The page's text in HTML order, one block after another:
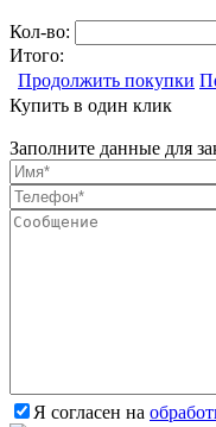
Кол-во:
Итого:
Продолжить покупки
Купить в один клик
Заполните данные для
Я согласен на